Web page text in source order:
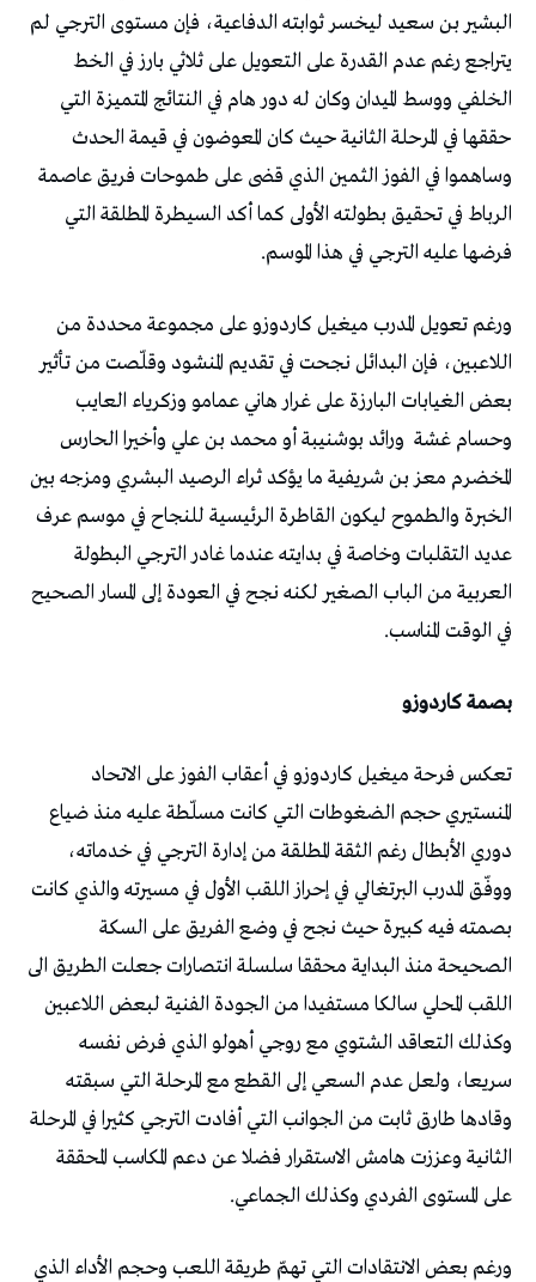
البشير بن سعيد ليخسر ثوابته الدفاعية، فإن مستوى الترجي لم
يتراجع رغم عدم القدرة على التعويل على ثلاثي بارز في الخط
الخلفي ووسط الميدان وكان له دور هام في النتائج المتميزة التي
حققها في المرحلة الثانية حيث كان المعوضون في قيمة الحدث
وساهموا في الفوز الثمين الذي قضى على طموحات فريق عاصمة
الرباط في تحقيق بطولته الأولى كما أكد السيطرة المطلقة التي
فرضها عليه الترجي في هذا الموسم.
ورغم تعويل المدرب ميغيل كاردوزو على مجموعة محددة من
اللاعبين، فإن البدائل نجحت في تقديم المنشود وقلّصت من تأثير
بعض الغيابات البارزة على غرار هاني عمامو وزكرياء العايب
وحسام غشة ورائد بوشنيبة أو محمد بن علي وأخيرا الحارس
المخضرم معز بن شريفية ما يؤكد ثراء الرصيد البشري ومزجه بين
الخبرة والطموح ليكون القاطرة الرئيسية للنجاح في موسم عرف
عديد التقلبات وخاصة في بدايته عندما غادر الترجي البطولة
العربية من الباب الصغير لكنه نجح في العودة إلى المسار الصحيح
في الوقت المناسب.
بصمة كاردوزو
تعكس فرحة ميغيل كاردوزو في أعقاب الفوز على الاتحاد
المنستيري حجم الضغوطات التي كانت مسلّطة عليه منذ ضياع
دوري الأبطال رغم الثقة المطلقة من إدارة الترجي في خدماته،
ووفّق المدرب البرتغالي في إحراز اللقب الأول في مسيرته والذي كانت
بصمته فيه كبيرة حيث نجح في وضع الفريق على السكة
الصحيحة منذ البداية محققا سلسلة انتصارات جعلت الطريق الى
اللقب المحلي سالكا مستفيدا من الجودة الفنية لبعض اللاعبين
وكذلك التعاقد الشتوي مع روجي أهولو الذي فرض نفسه
سريعا، ولعل عدم السعي إلى القطع مع المرحلة التي سبقته
وقادها طارق ثابت من الجوانب التي أفادت الترجي كثيرا في المرحلة
الثانية وعززت هامش الاستقرار فضلا عن دعم المكاسب المحققة
على المستوى الفردي وكذلك الجماعي.
ورغم بعض الانتقادات التي تهمّ طريقة اللعب وحجم الأداء الذي